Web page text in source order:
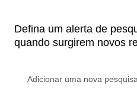
Defina um alerta de
quando surgirem novos